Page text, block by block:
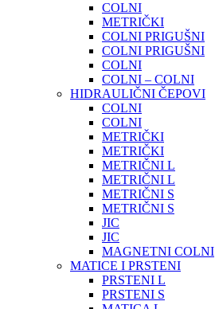
COLNI
METRIČKI
COLNI PRIGUŠNI
COLNI PRIGUŠNI
COLNI
COLNI – COLNI
HIDRAULIČNI ČEPOVI
COLNI
COLNI
METRIČKI
METRIČKI
METRIČNI L
METRIČNI L
METRIČNI S
METRIČNI S
JIC
JIC
MAGNETNI COLNI
MATICE I PRSTENI
PRSTENI L
PRSTENI S